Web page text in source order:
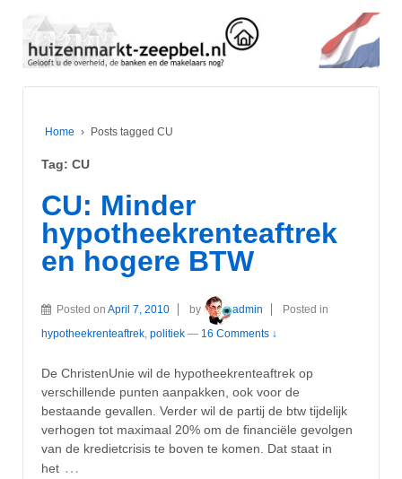
Home › Posts tagged CU
Tag: CU
CU: Minder
hypotheekrenteaftrek
en hogere BTW
Posted on April 7, 2010 by admin
Posted in
hypotheekrenteaftrek, politiek — 16 Comments ↓
De ChristenUnie wil de hypotheekrenteaftrek op
verschillende punten aanpakken, ook voor de
bestaande gevallen. Verder wil de partij de btw tijdelijk
verhogen tot maximaal 20% om de financiële gevolgen
van de kredietcrisis te boven te komen. Dat staat in
het …